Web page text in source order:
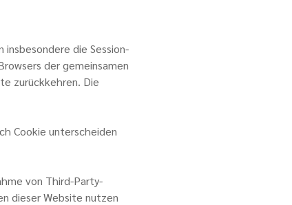
die Session-
der gemeinsamen
zurückkehren. Die
Cookie unterscheiden
von Third-Party-
dieser Website nutzen